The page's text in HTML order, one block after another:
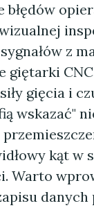
błędów
z
giętarki
gięcia i
wskazać"
kąt w
Warto
danych